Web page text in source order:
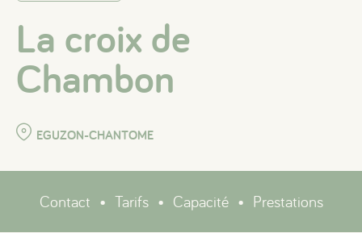
La croix de
Chambon
EGUZON-CHANTOME
Contact • Tarifs • Capacité • Prestations